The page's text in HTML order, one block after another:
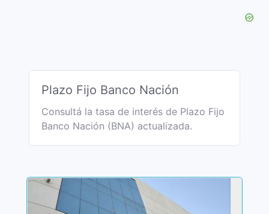
Plazo Fijo Banco Nación
Consultá la tasa de interés de Plazo Fijo
Banco Nación (BNA) actualizada.